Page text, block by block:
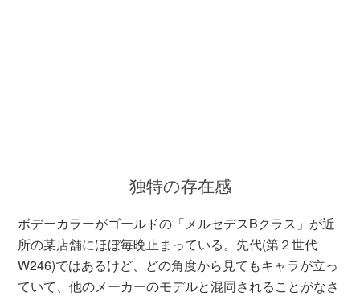
独特の存在感
ボデーカラーがゴールドの「メルセデスBクラス」が近
所の某店舗にほぼ毎晩止まっている。先代(第２世代
W246)ではあるけど、どの角度から見てもキャラが立っ
ていて、他のメーカーのモデルと混同されることがなさ